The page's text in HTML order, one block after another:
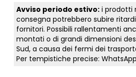
Avviso periodo estivo:i prodotti
consegna potrebbero subire
fornitori. Possibili rallentamenti
montati o di grandi dimensioni
Sud, a causa dei fermi dei
Per tempistiche precise: WhatsApp